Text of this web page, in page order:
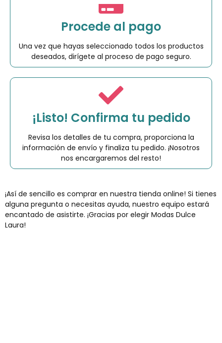
Procede al pago
Una vez que hayas seleccionado todos los productos
deseados, dirígete al proceso de pago seguro.
¡Listo! Confirma tu pedido
Revisa los detalles de tu compra, proporciona la
información de envío y finaliza tu pedido. ¡Nosotros
nos encargaremos del resto!
¡Así de sencillo es comprar en nuestra tienda online! Si tienes
alguna pregunta o necesitas ayuda, nuestro equipo estará
encantado de asistirte. ¡Gracias por elegir Modas Dulce
Laura!